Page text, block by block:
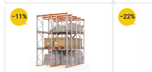
сравнению
−11% −22%